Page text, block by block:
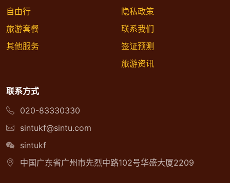
自由行
旅游套餐
其他服务
隐私政策
联系我们
签证预测
旅游资讯
联系方式
020-83330330
sintukf@sintu.com
sintukf
中国广东省广州市先烈中路102号华盛大厦2209